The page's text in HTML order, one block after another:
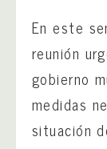
En este
reunión
gobierno
medidas
situación